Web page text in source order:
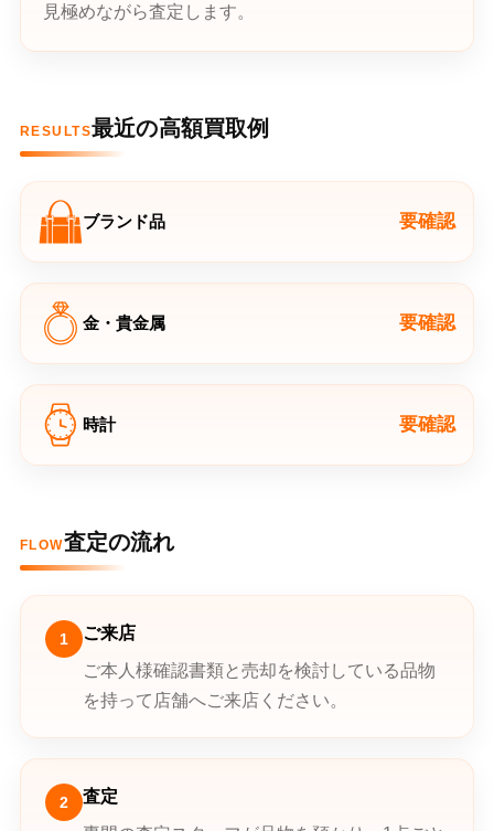
見極めながら査定します。
RESULTS最近の高額買取例
ブランド品 要確認
金・貴金属 要確認
時計 要確認
FLOW査定の流れ
1
ご来店
ご本人様確認書類と売却を検討している品物
を持って店舗へご来店ください。
2
査定